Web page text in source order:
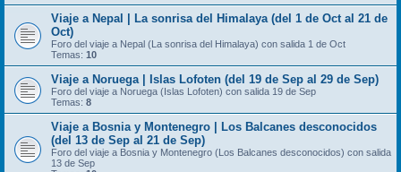
Viaje a Nepal | La sonrisa del Himalaya (del 1 de Oct al 21 de
Oct)
Foro del viaje a Nepal (La sonrisa del Himalaya) con salida 1 de Oct
Temas: 10
Viaje a Noruega | Islas Lofoten (del 19 de Sep al 29 de Sep)
Foro del viaje a Noruega (Islas Lofoten) con salida 19 de Sep
Temas: 8
Viaje a Bosnia y Montenegro | Los Balcanes desconocidos
(del 13 de Sep al 21 de Sep)
Foro del viaje a Bosnia y Montenegro (Los Balcanes desconocidos) con salida
13 de Sep